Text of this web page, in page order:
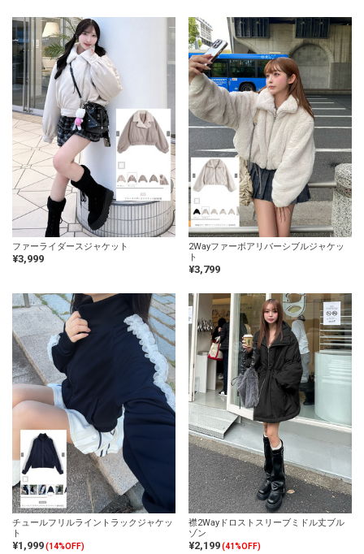
ファーライダースジャケット
¥3,999
2Wayファーボアリバーシブルジャケッ
ト
¥3,799
チュールフリルライントラックジャケッ
ト
¥1,999(14%OFF)
襟2Wayドロストスリーブミドル丈ブル
ゾン
¥2,199(41%OFF)